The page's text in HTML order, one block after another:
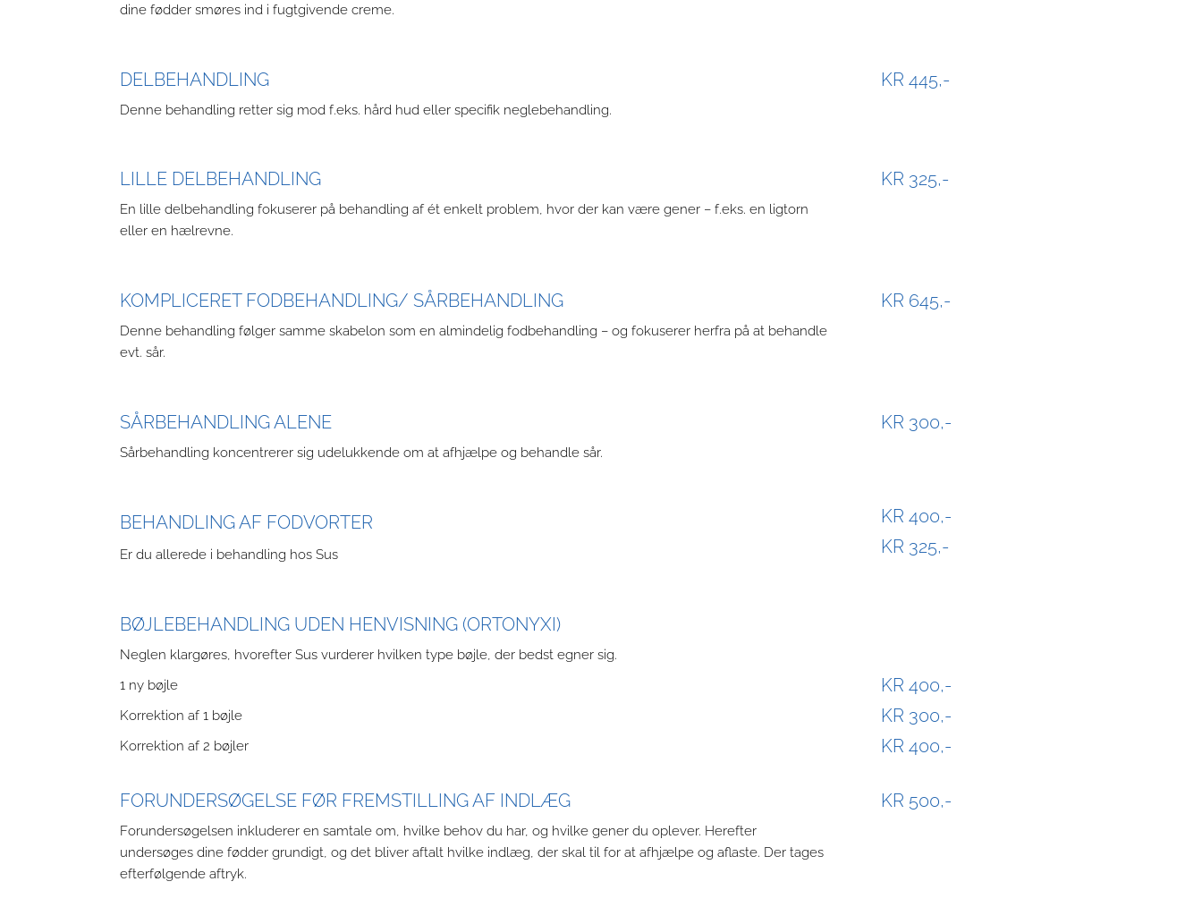
dine fødder smøres ind i fugtgivende creme.
DELBEHANDLING
Denne behandling retter sig mod f.eks. hård hud eller specifik neglebehandling.
KR 445,-
LILLE DELBEHANDLING
En lille delbehandling fokuserer på behandling af ét enkelt problem, hvor der kan være gener – f.eks. en ligtorn
eller en hælrevne.
KR 325,-
KOMPLICERET FODBEHANDLING/ SÅRBEHANDLING
Denne behandling følger samme skabelon som en almindelig fodbehandling – og fokuserer herfra på at behandle
evt. sår.
KR 645,-
SÅRBEHANDLING ALENE
Sårbehandling koncentrerer sig udelukkende om at afhjælpe og behandle sår.
KR 300,-
BEHANDLING AF FODVORTER KR 400,-
Er du allerede i behandling hos Sus KR 325,-
BØJLEBEHANDLING UDEN HENVISNING (ORTONYXI)
Neglen klargøres, hvorefter Sus vurderer hvilken type bøjle, der bedst egner sig.
1 ny bøjle
KR 400,-
Korrektion af 1 bøjle KR 300,-
Korrektion af 2 bøjler KR 400,-
FORUNDERSØGELSE FØR FREMSTILLING AF INDLÆG
Forundersøgelsen inkluderer en samtale om, hvilke behov du har, og hvilke gener du oplever. Herefter
undersøges dine fødder grundigt, og det bliver aftalt hvilke indlæg, der skal til for at afhjælpe og aflaste. Der tages
efterfølgende aftryk.
KR 500,-